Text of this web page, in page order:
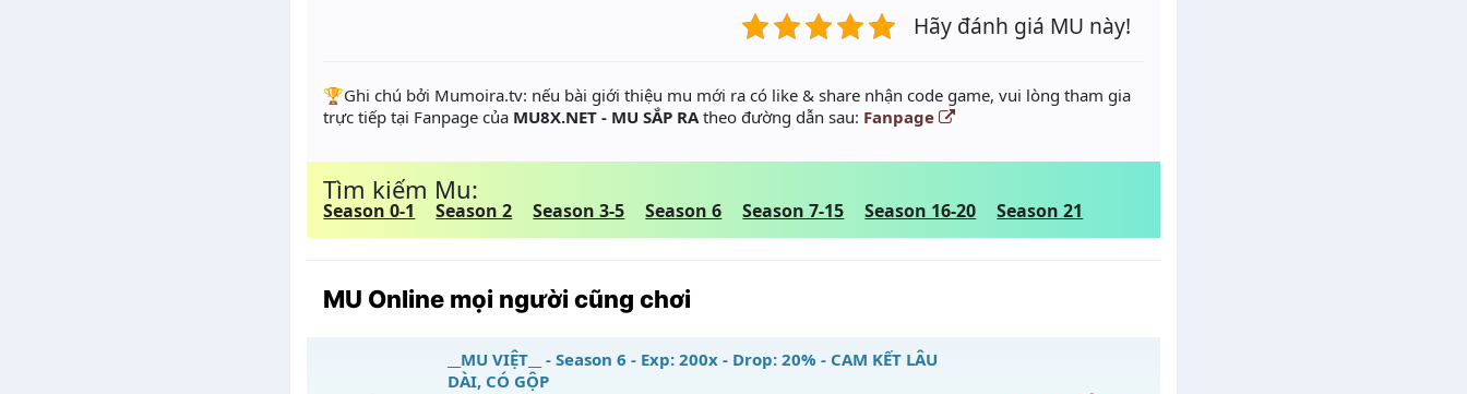
Hãy đánh giá MU này!
️🏆Ghi chú bởi Mumoira.tv: nếu bài giới thiệu mu mới ra có like & share nhận code game, vui lòng tham gia
trực tiếp tại Fanpage của MU8X.NET - MU SẮP RAtheo đường dẫn sau: Fanpage
Tìm kiếm Mu:
Season 0-1 Season 2 Season 3-5 Season 6 Season 7-15 Season 16-20 Season 21
MU Online mọi người cũng chơi
__MU VIỆT__ - Season 6 - Exp: 200x - Drop: 20% - CAM KẾT LÂU
DÀI, CÓ GỘP